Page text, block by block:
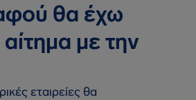
θα έχω
με την
εταιρείες θα